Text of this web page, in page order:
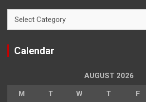
Calendar
AUGUST 2026
M T W T F